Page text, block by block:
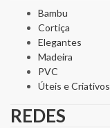
Bambu
Cortiça
Elegantes
Madeira
PVC
Úteis e Criativos
REDES